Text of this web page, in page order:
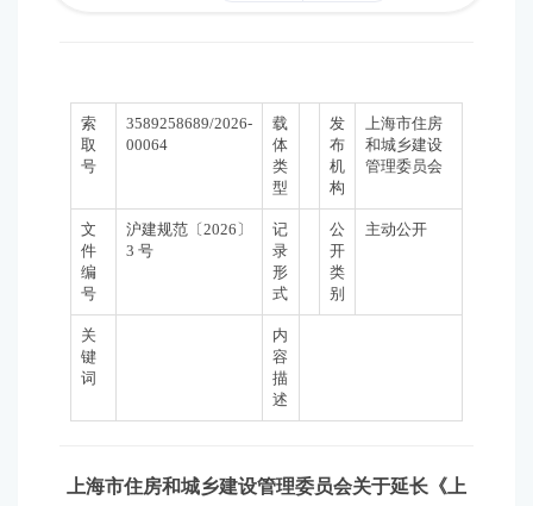
索
取
号
3589258689/2026-
00064
载
体
类
型
发
布
机
构
上海市住房
和城乡建设
管理委员会
文
件
编
号
沪建规范〔2026〕
3 号
记
录
形
式
公
开
类
别
主动公开
关
键
词
内
容
描
述
上海市住房和城乡建设管理委员会关于延长《上